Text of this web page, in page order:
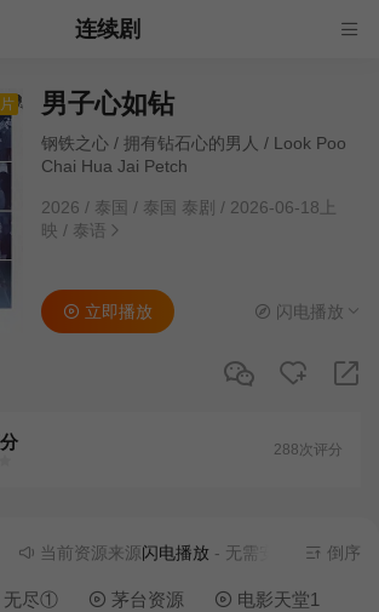
连续剧
男子心如钻
钢铁之心 / 拥有钻石心的男人 / Look Poo
Chai Hua Jai Petch
2026 / 泰国 / 泰国 泰剧 / 2026-06-18上
映 / 泰语
立即播放 闪电播放
288次评分
当前资源来源闪电播放- 无需安装任何插件
倒序
无尽① 茅台资源 电影天堂1